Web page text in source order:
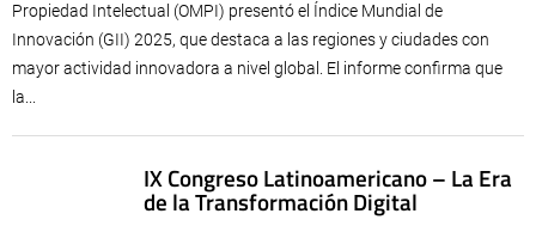
Propiedad Intelectual (OMPI) presentó el Índice Mundial de
Innovación (GII) 2025, que destaca a las regiones y ciudades con
mayor actividad innovadora a nivel global. El informe confirma que
la...
IX Congreso Latinoamericano – La Era
de la Transformación Digital